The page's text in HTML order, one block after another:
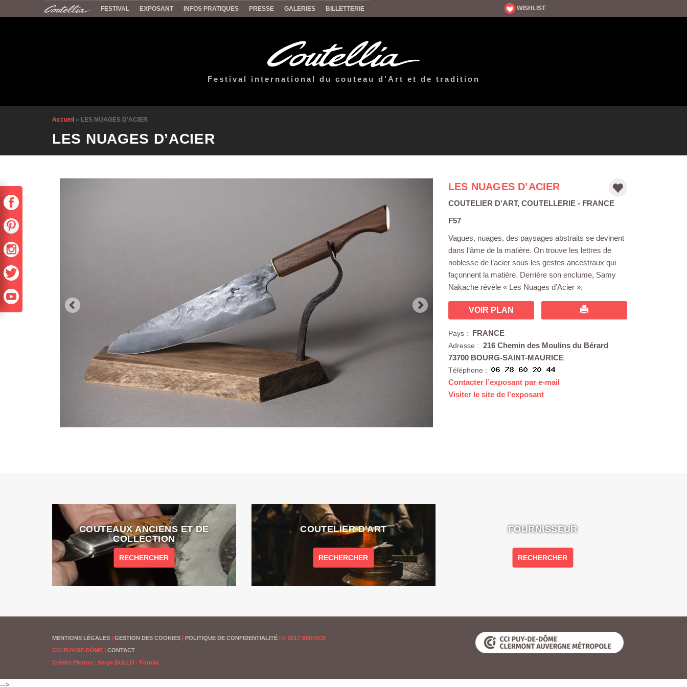
FESTIVAL EXPOSANT INFOS PRATIQUES PRESSE GALERIES BILLETTERIE WISHLIST
Festival international du couteau d’Art et de tradition
Accueil » LES NUAGES D’ACIER
LES NUAGES D’ACIER
LES NUAGES D’ACIER
COUTELIER D'ART, COUTELLERIE - FRANCE
F57
Vagues, nuages, des paysages abstraits se devinent
dans l’âme de la matière. On trouve les lettres de
noblesse de l’acier sous les gestes ancestraux qui
façonnent la matière. Derrière son enclume, Samy
Nakache révèle « Les Nuages d’Acier ».
VOIR PLAN
Pays : FRANCE
Adresse : 216 Chemin des Moulins du Bérard
73700 BOURG-SAINT-MAURICE
Téléphone :
Contacter l’exposant par e-mail
Visiter le site de l’exposant
COUTEAUX ANCIENS ET DE
COLLECTION
RECHERCHER
COUTELIER D'ART
RECHERCHER
FOURNISSEUR
RECHERCHER
MENTIONS LÉGALES | GESTION DES COOKIES | POLITIQUE DE CONFIDENTIALITÉ | © 2017 SERVICE
CCI PUY-DE-DÔME | CONTACT
Crédits Photos : Serge BULLO - Fotolia
-->